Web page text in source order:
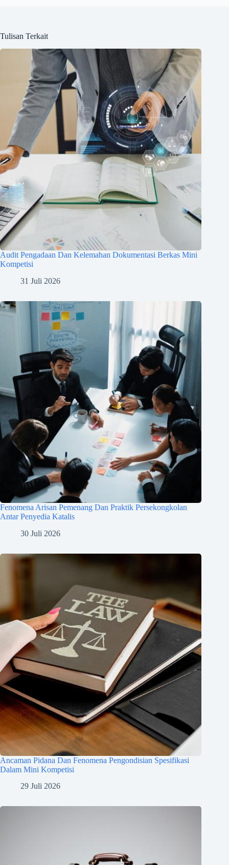
Tulisan Terkait
Audit Pengadaan Dan Kelemahan Dokumentasi Berkas Mini
Kompetisi
31 Juli 2026
Fenomena Arisan Pemenang Dan Praktik Persekongkolan
Antar Penyedia Katalis
30 Juli 2026
Ancaman Pidana Dan Fenomena Pengondisian Spesifikasi
Dalam Mini Kompetisi
29 Juli 2026